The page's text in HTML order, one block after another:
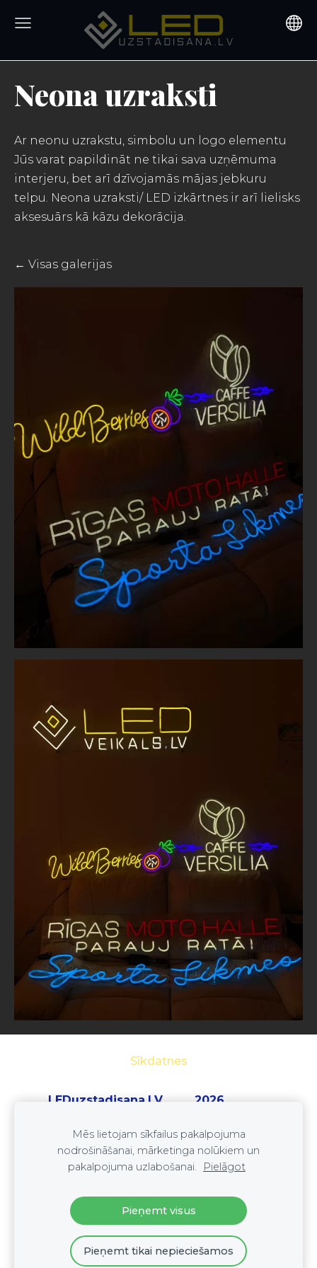
Neona uzraksti
Ar neonu uzrakstu, simbolu un logo elementu
Jūs varat papildināt ne tikai sava uzņēmuma
interjeru, bet arī dzīvojamās mājas jebkuru
telpu. Neona uzraksti/ LED izkārtnes ir arī lielisks
aksesuārs kā kāzu dekorācija.
Visas galerijas
Sīkdatnes
LEDuzstadisana.LV 2026
reģ. nr. 41203073845
Tel: +37125333352
E-pasts:
leduzstadisana@gmail.com
Mēs lietojam sīkfailus pakalpojuma
nodrošināšanai, mārketinga nolūkiem un
pakalpojuma uzlabošanai.
Pielāgot
Pieņemt visus
Pieņemt tikai nepieciešamos